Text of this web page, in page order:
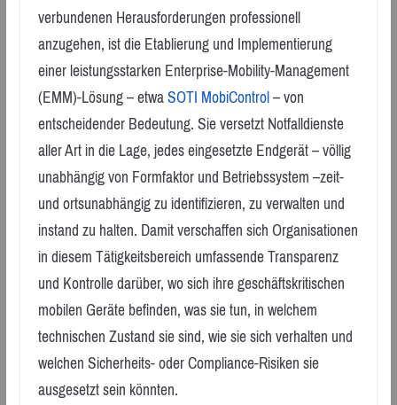
verbundenen Herausforderungen professionell
anzugehen, ist die Etablierung und Implementierung
einer leistungsstarken Enterprise-Mobility-Management
(EMM)-Lösung – etwaSOTI MobiControl– von
entscheidender Bedeutung. Sie versetzt Notfalldienste
aller Art in die Lage, jedes eingesetzte Endgerät – völlig
unabhängig von Formfaktor und Betriebssystem –zeit-
und ortsunabhängig zu identifizieren, zu verwalten und
instand zu halten. Damit verschaffen sich Organisationen
in diesem Tätigkeitsbereich umfassende Transparenz
und Kontrolle darüber, wo sich ihre geschäftskritischen
mobilen Geräte befinden, was sie tun, in welchem
technischen Zustand sie sind, wie sie sich verhalten und
welchen Sicherheits- oder Compliance-Risiken sie
ausgesetzt sein könnten.